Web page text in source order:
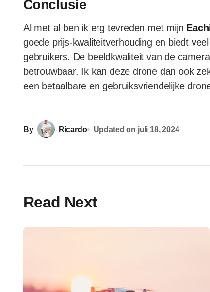
Conclusie
Al met al ben ik erg tevreden met mijn
goede prijs-kwaliteitverhouding en biedt
gebruikers. De beeldkwaliteit van de
betrouwbaar. Ik kan deze drone dan ook
een betaalbare en gebruiksvriendelijke
By Ricardo Updated on juli 18, 2024
Read Next